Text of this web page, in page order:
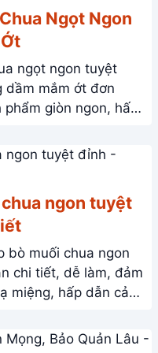
Ngọt Ngon
ngọt ngon tuyệt
giòn ngon, hấp
ngon tuyệt
bò muối chua ngon
chi tiết, dễ làm, đảm